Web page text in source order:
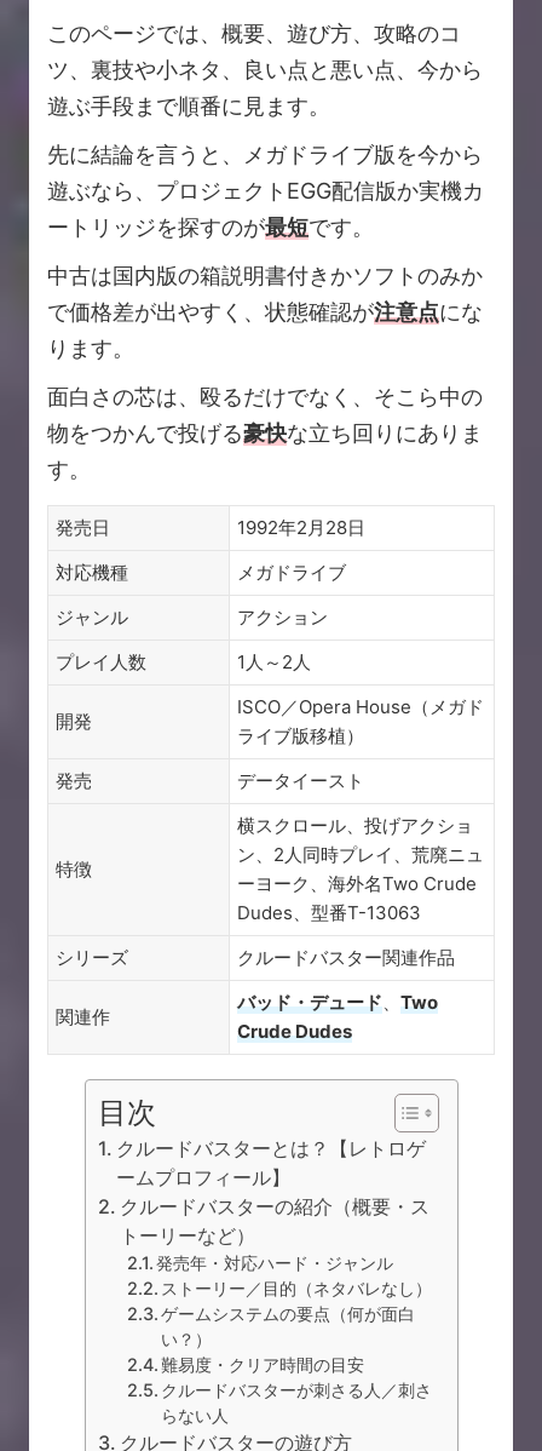
このページでは、概要、遊び方、攻略のコ
ツ、裏技や小ネタ、良い点と悪い点、今から
遊ぶ手段まで順番に見ます。
先に結論を言うと、メガドライブ版を今から
遊ぶなら、プロジェクトEGG配信版か実機カ
ートリッジを探すのが最短です。
中古は国内版の箱説明書付きかソフトのみか
で価格差が出やすく、状態確認が注意点にな
ります。
面白さの芯は、殴るだけでなく、そこら中の
物をつかんで投げる豪快な立ち回りにありま
す。
発売日
1992年2月28日
対応機種
メガドライブ
ジャンル
アクション
プレイ人数
1人～2人
開発
ISCO／Opera House（メガド
ライブ版移植）
発売
データイースト
特徴
横スクロール、投げアクショ
ン、2人同時プレイ、荒廃ニュ
ーヨーク、海外名Two Crude
Dudes、型番T-13063
シリーズ
クルードバスター関連作品
関連作
バッド・デュード、 Two
Crude Dudes
目次
クルードバスターとは？【レトロゲ
ームプロフィール】
クルードバスターの紹介（概要・ス
トーリーなど）
発売年・対応ハード・ジャンル
ストーリー／目的（ネタバレなし）
ゲームシステムの要点（何が面白
い？）
難易度・クリア時間の目安
クルードバスターが刺さる人／刺さ
らない人
クルードバスターの遊び方